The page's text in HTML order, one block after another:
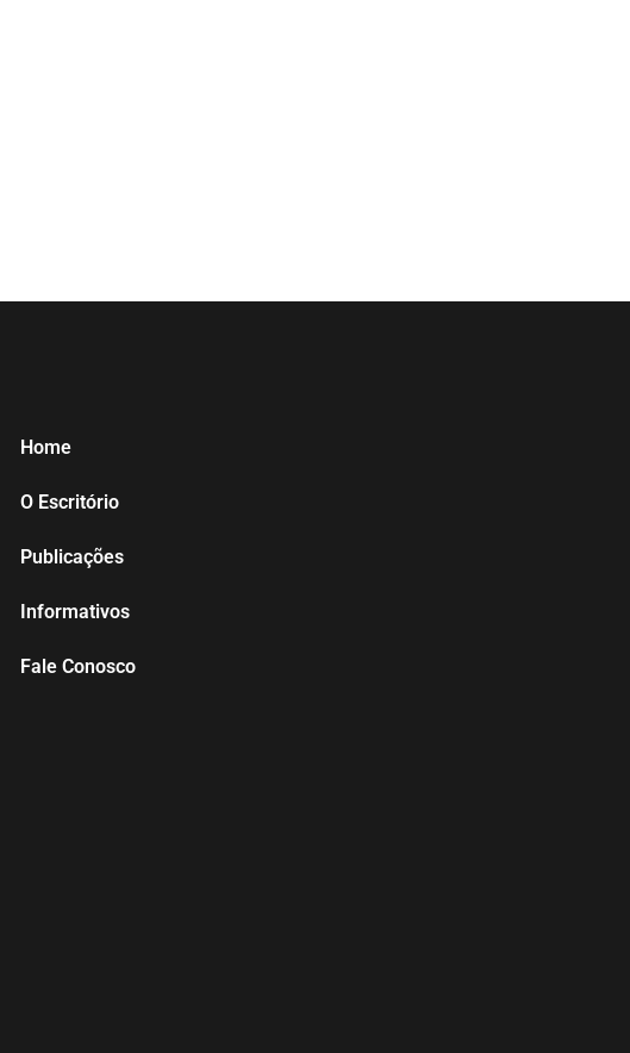
Home
O Escritório
Publicações
Informativos
Fale Conosco